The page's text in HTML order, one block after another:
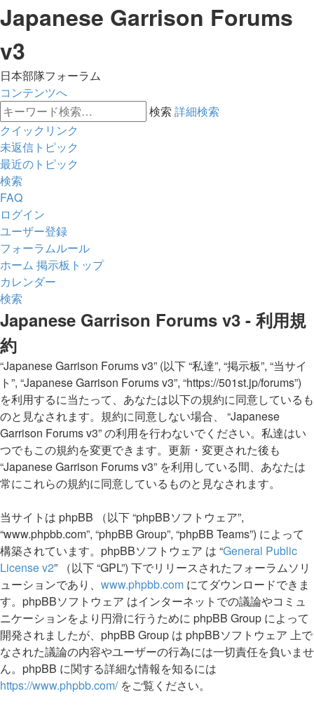
Japanese Garrison Forums
v3
日本部隊フォーラム
コンテンツへ
検索 詳細検索
クイックリンク
未返信トピック
最近のトピック
検索
FAQ
ログイン
ユーザー登録
フォーラムルール
ホーム 掲示板トップ
カレンダー
検索
Japanese Garrison Forums v3 - 利用規
約
“Japanese Garrison Forums v3” (以下 “私達”, “掲示板”, “当サイ
ト”, “Japanese Garrison Forums v3”, “https://501st.jp/forums”)
を利用するに当たって、あなたは以下の規約に同意しているも
のと見なされます。規約に同意しない場合、 “Japanese
Garrison Forums v3” の利用を行わないでください。私達はい
つでもこの規約を変更できます。更新・変更された後も
“Japanese Garrison Forums v3” を利用している間、あなたは
常にこれらの規約に同意しているものと見なされます。
当サイトは phpBB （以下 “phpBBソフトウェア”,
“www.phpbb.com”, “phpBB Group”, “phpBB Teams”) によって
構築されています。phpBBソフトウェア は “General Public
License v2” （以下 “GPL”) 下でリリースされたフォーラムソリ
ューションであり、 www.phpbb.com にてダウンロードできま
す。phpBBソフトウェア はインターネットでの議論やコミュ
ニケーションをより円滑に行うために phpBB Group によって
開発されましたが、phpBB Group は phpBBソフトウェア 上で
なされた議論の内容やユーザーの行為には一切責任を負いませ
ん。phpBB に関する詳細な情報を知るには
https://www.phpbb.com/をご覧ください。